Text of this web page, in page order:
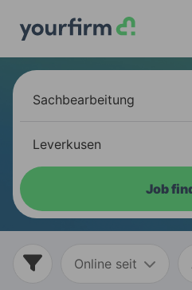
Job
Online seit